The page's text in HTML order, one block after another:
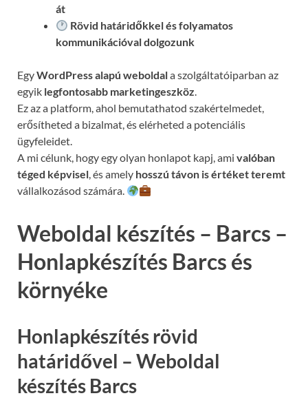
át
Rövid határidőkkel és folyamatos
kommunikációvaldolgozunk
EgyWordPress alapú weboldala szolgáltatóiparban az
egyik legfontosabb marketingeszköz.
Ez az a platform, ahol bemutathatod szakértelmedet,
erősítheted a bizalmat, és elérheted a potenciális
ügyfeleidet.
A mi célunk, hogy egy olyan honlapot kapj, ami valóban
téged képvisel, és amely hosszú távon is értéket teremt
vállalkozásod számára.
Weboldal készítés – Barcs –
Honlapkészítés Barcs és
környéke
Honlapkészítés rövid
határidővel – Weboldal
készítés Barcs